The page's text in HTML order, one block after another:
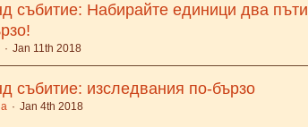
събитие: Набирайте единици два пъти
Jan 11th 2018
събитие: изследвания по-бързо
Jan 4th 2018